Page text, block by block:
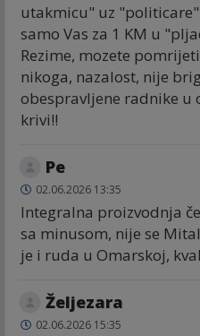
utakmicu" uz
samo Vas za 1 KM u
Rezime, mozete
nikoga, nazalost, nije
obespravljene radnike u
krivi!!
Ре
02.06.2026 13:35
Integralna proizvodnja
sa minusom, nije se
je i ruda u Omarskoj,
Željezara
02.06.2026 15:35